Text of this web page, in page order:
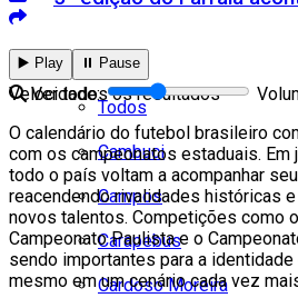
Cidades
Todos
Cambuci
Campos
Carapebus
Cardoso Moreira
Ver todos os resultados
▶️ Play ⏸️ Pause
Velocidade:
O calendário do futebol brasileiro
com os campeonatos estaduais. Em
todo o país voltam a acompanhar
reacendendo rivalidades históricas
novos talentos. Competições como
Campeonato Paulista e o
sendo importantes para a
mesmo em um cenário cada vez